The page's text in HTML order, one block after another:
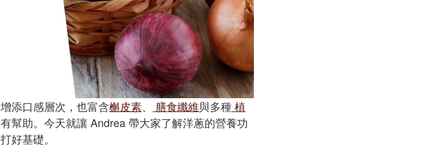
添口感層次，也富含槲皮素、 膳食纖維與多種植
幫助。今天就讓 Andrea 帶大家了解洋蔥的營養功
好基礎。